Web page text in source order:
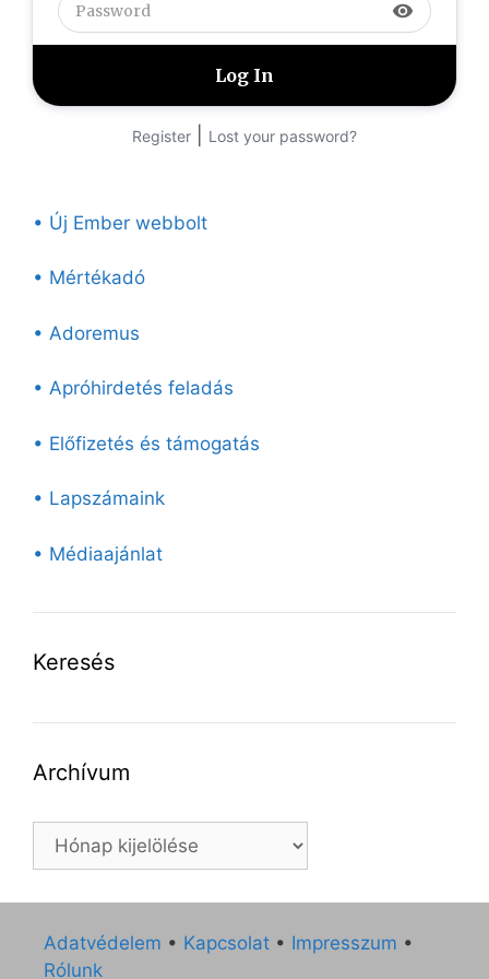
visibility
Register Lost your password?
• Új Ember webbolt
• Mértékadó
• Adoremus
• Apróhirdetés feladás
• Előfizetés és támogatás
• Lapszámaink
• Médiaajánlat
Keresés
Archívum
Archívum
Adatvédelem • Kapcsolat • Impresszum •
Rólunk